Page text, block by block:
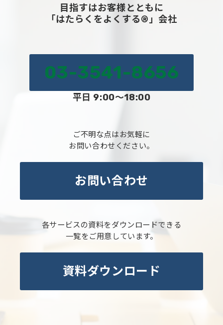
目指すはお客様とともに
「はたらくをよくする®」会社
03-3541-8656
平日 9:00～18:00
ご不明な点はお気軽に
お問い合わせください。
お問い合わせ
各サービスの資料をダウンロードできる
一覧をご用意しています。
資料ダウンロード